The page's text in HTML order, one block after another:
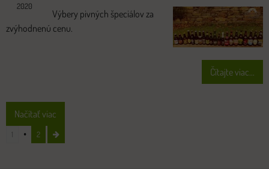
2020
Výbery pivných špeciálov za
zvýhodnenú cenu.
Čítajte viac...
Načítať viac
1 2